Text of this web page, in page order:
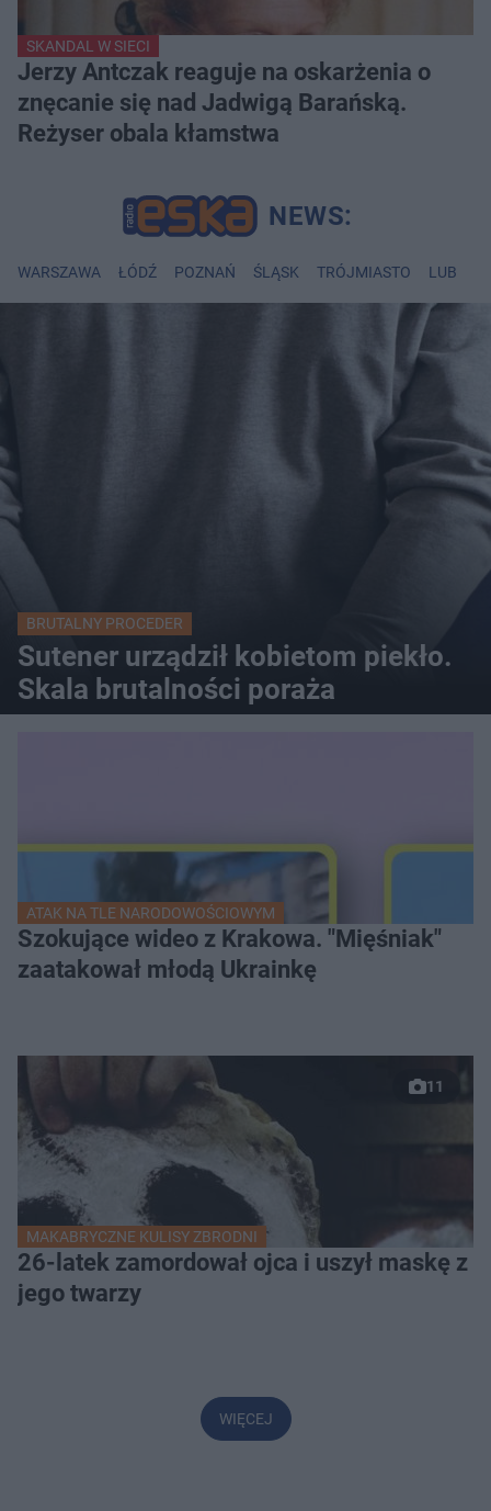
SKANDAL W SIECI
Jerzy Antczak reaguje na oskarżenia o
znęcanie się nad Jadwigą Barańską.
Reżyser obala kłamstwa
WARSZAWA ŁÓDŹ POZNAŃ ŚLĄSK TRÓJMIASTO LUBLIN
BRUTALNY PROCEDER
Sutener urządził kobietom piekło.
Skala brutalności poraża
ATAK NA TLE NARODOWOŚCIOWYM
Szokujące wideo z Krakowa. "Mięśniak"
zaatakował młodą Ukrainkę
11
MAKABRYCZNE KULISY ZBRODNI
26-latek zamordował ojca i uszył maskę z
jego twarzy
WIĘCEJ